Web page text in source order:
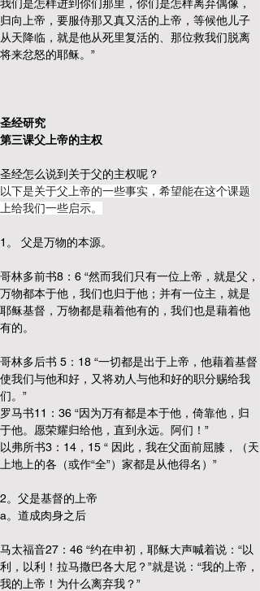
我们是怎样进到你们那里，你们是怎样离弃偶像，
归向上帝，要服侍那又真又活的上帝，等候他儿子
从天降临，就是他从死里复活的、那位救我们脱离
将来忿怒的耶稣。”
圣经研究
第三课父上帝的主权
圣经怎么说到关于父的主权呢？
以下是关于父上帝的一些事实，希望能在这个课题
上给我们一些启示。
1。 父是万物的本源。
哥林多前书8：6 “然而我们只有一位上帝，就是父，
万物都本于他，我们也归于他；并有一位主，就是
耶稣基督，万物都是藉着他有的，我们也是藉着他
有的。
哥林多后书 5：18 “一切都是出于上帝，他藉着基督
使我们与他和好，又将劝人与他和好的职分赐给我
们。”
罗马书11：36 “因为万有都是本于他，倚靠他，归
于他。愿荣耀归给他，直到永远。阿们！”
以弗所书3：14，15 “ 因此，我在父面前屈膝，（天
上地上的各（或作“全”）家都是从他得名）”
2。父是基督的上帝
a。道成肉身之后
马太福音27：46 “约在申初，耶稣大声喊着说：“以
利，以利！拉马撒巴各大尼？”就是说：“我的上帝，
我的上帝！为什么离弃我？”